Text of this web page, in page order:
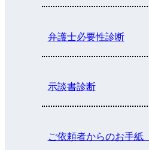
弁護士必要性診断
示談書診断
ご依頼者からのお手紙